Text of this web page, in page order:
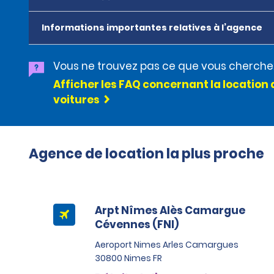
Informations importantes relatives à l’agence
Vous ne trouvez pas ce que vous
Afficher les FAQ concernant la location
voitures
Agence de location la plus proche
Arpt Nîmes Alès Camargue
Cévennes (FNI)
Aeroport Nimes Arles Camargues
30800 Nimes FR